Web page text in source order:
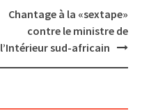
Chantage à la «sextape»
contre le ministre de
l’Intérieur sud-africain